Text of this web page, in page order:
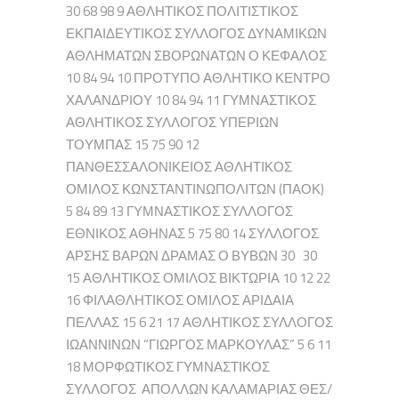
30 68 98 9 ΑΘΛΗΤΙΚΟΣ ΠΟΛΙΤΙΣΤΙΚΟΣ
ΕΚΠΑΙΔΕΥΤΙΚΟΣ ΣΥΛΛΟΓΟΣ ΔΥΝΑΜΙΚΩΝ
ΑΘΛΗΜΑΤΩΝ ΣΒΟΡΩΝΑΤΩΝ Ο ΚΕΦΑΛΟΣ
10 84 94 10 ΠΡΟΤΥΠΟ ΑΘΛΗΤΙΚΟ ΚΕΝΤΡΟ
ΧΑΛΑΝΔΡΙΟΥ 10 84 94 11 ΓΥΜΝΑΣΤΙΚΟΣ
ΑΘΛΗΤΙΚΟΣ ΣΥΛΛΟΓΟΣ ΥΠΕΡΙΩΝ
ΤΟΥΜΠΑΣ 15 75 90 12
ΠΑΝΘΕΣΣΑΛΟΝΙΚΕΙΟΣ ΑΘΛΗΤΙΚΟΣ
ΟΜΙΛΟΣ ΚΩΝΣΤΑΝΤΙΝΩΠΟΛΙΤΩΝ (ΠΑΟΚ)
5 84 89 13 ΓΥΜΝΑΣΤΙΚΟΣ ΣΥΛΛΟΓΟΣ
ΕΘΝΙΚΟΣ ΑΘΗΝΑΣ 5 75 80 14 ΣΥΛΛΟΓΟΣ
ΑΡΣΗΣ ΒΑΡΩΝ ΔΡΑΜΑΣ Ο ΒΥΒΩΝ 30 30
15 ΑΘΛΗΤΙΚΟΣ ΟΜΙΛΟΣ ΒΙΚΤΩΡΙΑ 10 12 22
16 ΦΙΛΑΘΛΗΤΙΚΟΣ ΟΜΙΛΟΣ ΑΡΙΔΑΙΑ
ΠΕΛΛΑΣ 15 6 21 17 ΑΘΛΗΤΙΚΟΣ ΣΥΛΛΟΓΟΣ
ΙΩΑΝΝΙΝΩΝ “ΓΙΩΡΓΟΣ ΜΑΡΚΟΥΛΑΣ” 5 6 11
18 ΜΟΡΦΩΤΙΚΟΣ ΓΥΜΝΑΣΤΙΚΟΣ
ΣΥΛΛΟΓΟΣ ΑΠΟΛΛΩΝ ΚΑΛΑΜΑΡΙΑΣ ΘΕΣ/